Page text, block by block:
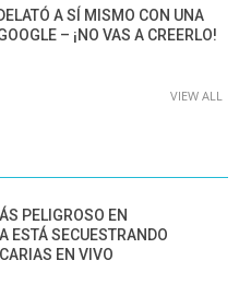
A SÍ MISMO CON UNA
– ¡NO VAS A CREERLO!
VIEW ALL
PELIGROSO EN
ESTÁ SECUESTRANDO
EN VIVO